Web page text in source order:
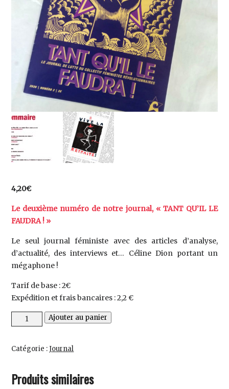
4,20€
Le deuxième numéro de notre journal, « TANT QU’IL LE
FAUDRA ! »
Le seul journal féministe avec des articles d’analyse,
d’actualité, des interviews et… Céline Dion portant un
mégaphone !
Tarif de base : 2€
Expédition et frais bancaires : 2,2 €
quantité
de
#2
Ajouter au panier
Catégorie :Journal
Produits similaires